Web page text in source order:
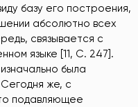
базу его построения,
абсолютно всех
связывается с
языке [11, C. 247].
была
же, с
подавляющее